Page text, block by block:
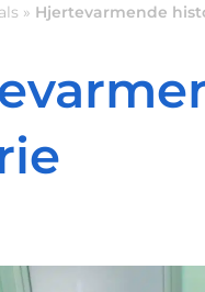
» Hjertevarmende